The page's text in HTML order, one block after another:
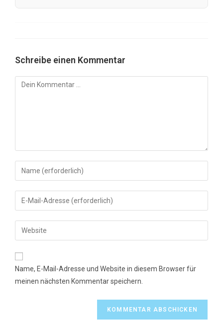
Schreibe einen Kommentar
Kommentar
Gib
deinen
Namen
oder
zum
Kommentieren
ein
Gib
deine
E-
Mail-
zum
Kommentieren
ein
Gib
deine
Website-
Name, E-Mail-Adresse und Website in diesem Browser für
meinen nächsten Kommentar speichern.